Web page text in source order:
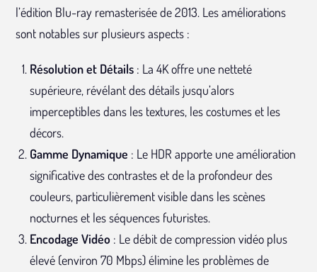
l’édition Blu-ray remasterisée de 2013. Les améliorations
sont notables sur plusieurs aspects :
Résolution et Détails : La 4K offre une netteté
supérieure, révélant des détails jusqu’alors
imperceptibles dans les textures, les costumes et les
décors.
Gamme Dynamique : Le HDR apporte une amélioration
significative des contrastes et de la profondeur des
couleurs, particulièrement visible dans les scènes
nocturnes et les séquences futuristes.
Encodage Vidéo : Le débit de compression vidéo plus
élevé (environ 70 Mbps) élimine les problèmes de